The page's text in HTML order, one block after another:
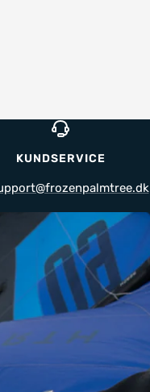
KUNDSERVICE